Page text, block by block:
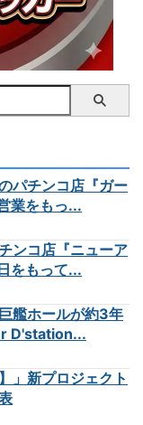
パチンコ店『ガー
業をもっ...
ンコ店『ニューア
をもって...
艦ホールが約3年
D'station...
」新プロジェクト